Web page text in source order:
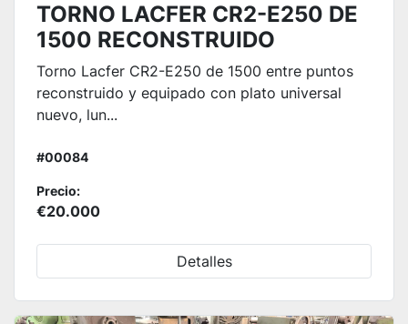
TORNO LACFER CR2-E250 DE
1500 RECONSTRUIDO
Torno Lacfer CR2-E250 de 1500 entre puntos
reconstruido y equipado con plato universal
nuevo, lun...
#00084
Precio:
€20.000
Detalles